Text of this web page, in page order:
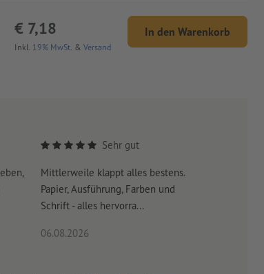
Inkl. 19% MwSt. & Versand
€ 7,18 In den Warenkorb
Sehr gut
Mittlerweile klappt alles bestens.
Papier, Ausführung, Farben und
Schrift - alles hervorra...
06.08.2026